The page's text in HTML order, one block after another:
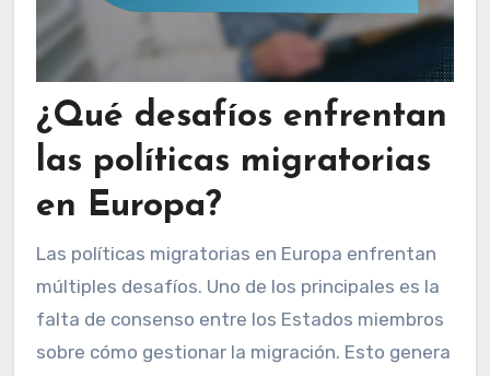
¿Qué desafíos enfrentan
las políticas migratorias
en Europa?
Las políticas migratorias en Europa enfrentan
múltiples desafíos. Uno de los principales es la
falta de consenso entre los Estados miembros
sobre cómo gestionar la migración. Esto genera